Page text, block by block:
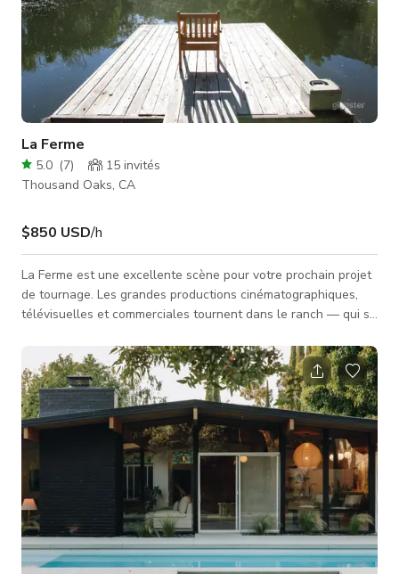
La Ferme
5.0 (7) 15 invités
Thousand Oaks, CA
$850 USD/h
La Ferme est une excellente scène pour votre prochain projet
de tournage. Les grandes productions cinématographiques,
télévisuelles et commerciales tournent dans le ranch — qui se
principale (disponible de manière très limitée) comprend une
grande cuisine campagnarde, une salle à manger, un salon
familial et un coin salon — et les terrains sont luxuriants, avec
des jardins et un aménagement paysager exquis. Il y a aussi